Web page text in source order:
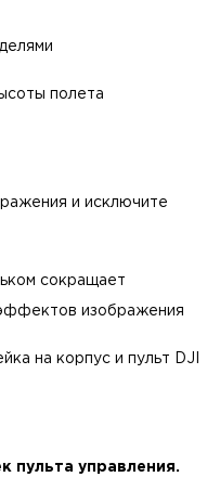
полета
и исключите
сокращает
изображения
на корпус и пульт DJI
пульта управления.